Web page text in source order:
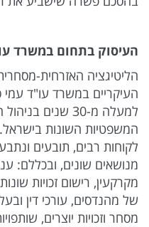
העיסוק בתחום במשרד
הליטיגציה האזרחית-
העיקריים במשרד עו"ד עמי
למעלה מ-30 שנים
המשפטיות השונות
לקוחות רבים, תובעים
מנושאים שונים, ובכללם:
מקרקעין, רישום זכויות
של מהנדסים, עורכי דין
מסחר וזכויות יוצרים,